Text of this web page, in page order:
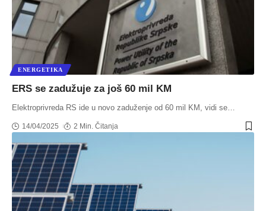
ENERGETIKA
ERS se zadužuje za još 60 mil KM
Elektroprivreda RS ide u novo zaduženje od 60 mil KM, vidi se
14/04/2025 2 Min. Čitanja